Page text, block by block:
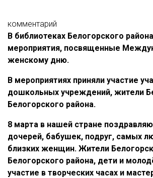
комментарий
В библиотеках Белогорского
мероприятия, посвященные
женскому дню.
В мероприятиях приняли участие
дошкольных учреждений, жители
Белогорского района.
8 марта в нашей стране
дочерей, бабушек, подруг, самых
близких женщин. Жители
Белогорского района, дети и
участие в творческих часах и